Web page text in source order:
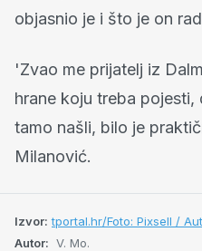
objasnio je i što je on
'Zvao me prijatelj iz
hrane koju treba pojesti,
tamo našli, bilo je
Milanović.
Izvor: tportal.hr/Foto: Pixsell /
Autor: V. Mo.